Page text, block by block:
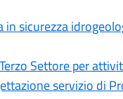
sicurezza
Settore per
servizio di